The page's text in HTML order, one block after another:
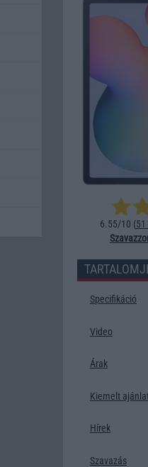
6.55/10 (51
Specifikáció
Video
Árak
Kiemelt
Hírek
Szavazás